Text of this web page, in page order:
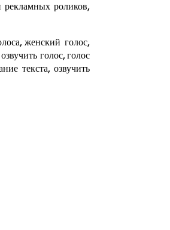
рекламных роликов,
женский голос,
голос, голос
текста, озвучить